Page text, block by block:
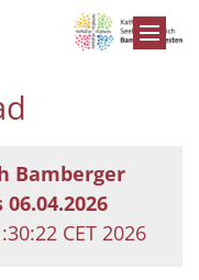
Bamberger
CET 2026